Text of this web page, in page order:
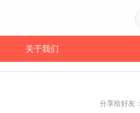
关于我们
分享给好友：